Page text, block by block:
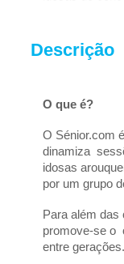
Descrição
O que é?
O Sénior.com
dinamiza
idosas
por um grupo
Para além das
promove-se o
entre gerações.